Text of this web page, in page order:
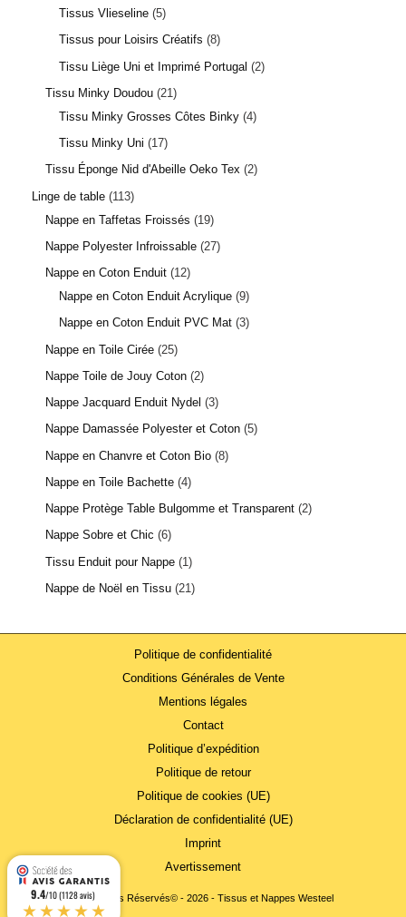
Tissus Vlieseline 5
Tissus pour Loisirs Créatifs 8
Tissu Liège Uni et Imprimé Portugal
2
Tissu Minky Doudou 21
Tissu Minky Grosses Côtes Binky 4
Tissu Minky Uni
17
Tissu Éponge Nid d'Abeille Oeko Tex 2
Linge de table 113
Nappe en Taffetas Froissés
19
Nappe Polyester Infroissable 27
Nappe en Coton Enduit 12
Nappe en Coton Enduit Acrylique 9
Nappe en Coton Enduit PVC Mat 3
Nappe en Toile Cirée 25
Nappe Toile de Jouy Coton 2
Nappe Jacquard Enduit Nydel
3
Nappe Damassée Polyester et Coton 5
Nappe en Chanvre et Coton Bio 8
Nappe en Toile Bachette 4
Nappe Protège Table Bulgomme et Transparent 2
Nappe Sobre et Chic 6
Tissu Enduit pour Nappe 1
Nappe de Noël en Tissu 21
Politique de confidentialité
Conditions Générales de Vente
Mentions légales
Contact
Politique d’expédition
Politique de retour
Politique de cookies (UE)
Déclaration de confidentialité (UE)
Imprint
Avertissement
Tous Droits Réservés© - 2026 - Tissus et Nappes Westeel
9.4/10 (1128 avis)
★★★★★